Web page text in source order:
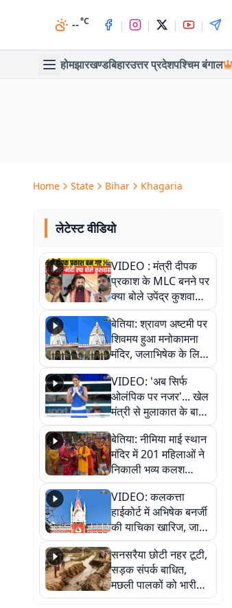
--°C | | | |
होमझारखण्डबिहारउत्तर प्रदेशपश्चिम बंगाल
Home State Bihar Khagaria
लेटेस्ट वीडियो
VIDEO : मंत्री दीपक
प्रकाश के MLC बनने पर
क्या बोले उपेंद्र कुशवाहा,
सुनिए
बेतिया: श्रावण अष्टमी पर
शिवमय हुआ मनोकामना
मंदिर, जलाभिषेक के लिए
लगी लंबी कतारें
VIDEO: 'अब सिर्फ
ओलंपिक पर नजर'... खेल
मंत्री से मुलाकात के बाद
जैसमीन लंबोरिया का बड़ा
बयान
बेतिया: नीमिया माई स्थान
मंदिर में 201 महिलाओं ने
निकाली भव्य कलश
शोभायात्रा, शिवलिंग
प्राण-प्रतिष्ठा महोत्सव
शुरू
VIDEO: कलकत्ता
हाईकोर्ट में अभिषेक बनर्जी
की याचिका खारिज, जानें
क्या है पूरा मामला
सनसरैया छोटी नहर टूटी,
सड़क संपर्क बाधित,
मछली पालकों को भारी
नुकसान